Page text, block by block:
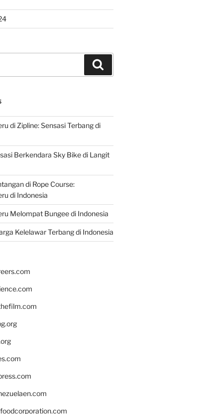
di Zipline: Sensasi Terbang di
Berkendara Sky Bike di Langit
di Rope Course:
di Indonesia
Melompat Bungee di Indonesia
Kelelawar Terbang di Indonesia